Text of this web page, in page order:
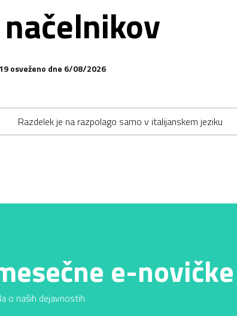
osveženo dne 6/08/2026
Razdelek je na razpolago samo v italijanskem jeziku
e-novičke
o naših dejavnostih